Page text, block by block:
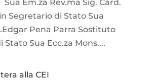
Em.za Rev.ma Sig. Card.
Segretario di Stato Sua
Pena Parra Sostituto
Sua Ecc.za Mons....
alla CEI